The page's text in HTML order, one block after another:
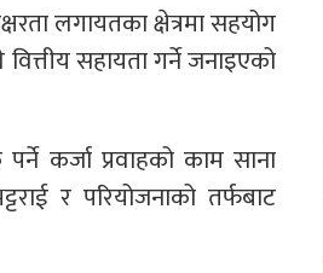
लगायतका क्षेत्रमा सहयोग
सहायता गर्ने जनाइएको
कर्जा प्रवाहको काम साना
र परियोजनाको तर्फबाट